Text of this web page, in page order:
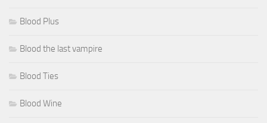
Blood Plus
Blood the last vampire
Blood Ties
Blood Wine